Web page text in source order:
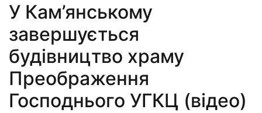
У Кам’янському
завершується
будівництво храму
Преображення
Господнього УГКЦ (відео)